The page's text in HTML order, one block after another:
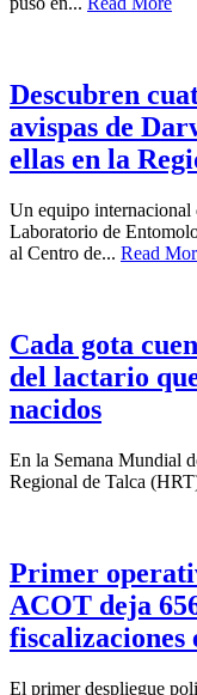
Descubren
avispas de
ellas en la
Un equipo internacional
Laboratorio de
al Centro de... Read
Cada gota
del lactario
nacidos
En la Semana Mundial
Regional de Talca
Primer
ACOT deja
fiscalizaciones
El primer despliegue